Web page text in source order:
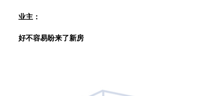
业主：
好不容易盼来了新房